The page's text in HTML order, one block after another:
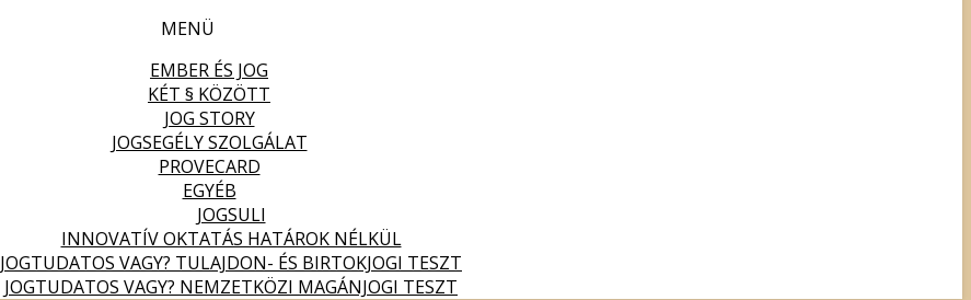
MENÜ
EMBER ÉS JOG
KÉT § KÖZÖTT
JOG STORY
JOGSEGÉLY SZOLGÁLAT
PROVECARD
EGYÉB
JOGSULI
INNOVATÍV OKTATÁS HATÁROK NÉLKÜL
JOGTUDATOS VAGY? TULAJDON- ÉS BIRTOKJOGI TESZT
JOGTUDATOS VAGY? NEMZETKÖZI MAGÁNJOGI TESZT